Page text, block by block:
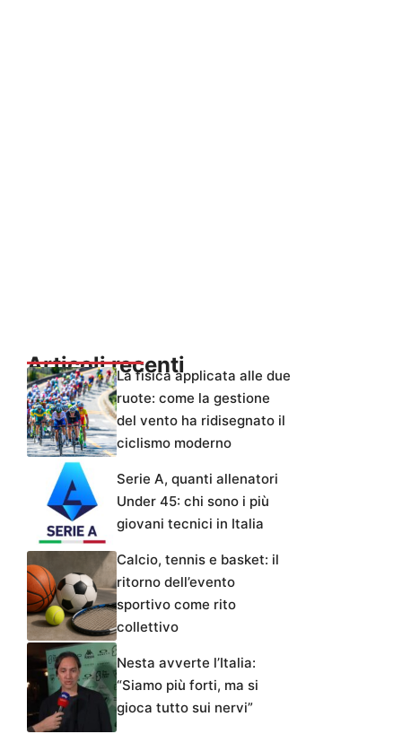
Articoli recentiLa fisica applicata alle due
ruote: come la gestione
del vento ha ridisegnato il
ciclismo moderno
Serie A, quanti allenatori
Under 45: chi sono i più
giovani tecnici in Italia
Calcio, tennis e basket: il
ritorno dell’evento
sportivo come rito
collettivo
Nesta avverte l’Italia:
“Siamo più forti, ma si
gioca tutto sui nervi”